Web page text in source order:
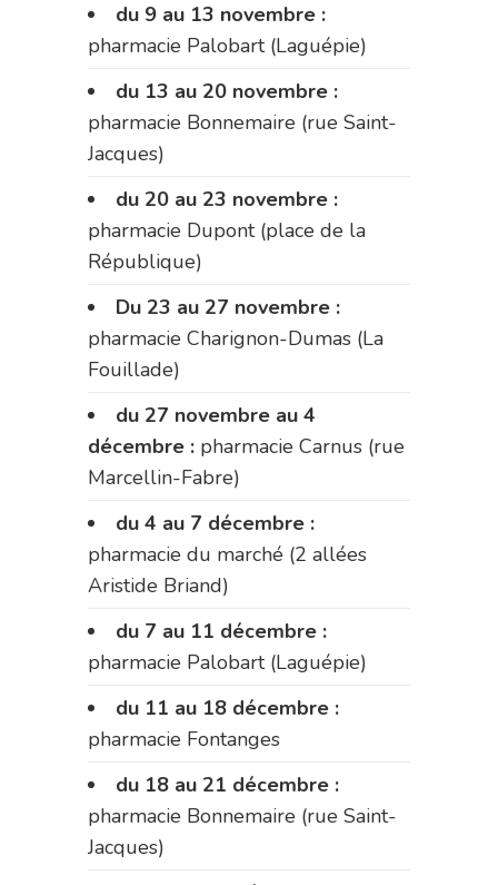
du 9 au 13 novembre :
pharmacie Palobart (Laguépie)
du 13 au 20 novembre :
pharmacie Bonnemaire (rue Saint-
Jacques)
du 20 au 23 novembre :
pharmacie Dupont (place de la
République)
Du 23 au 27 novembre :
pharmacie Charignon-Dumas (La
Fouillade)
du 27 novembre au 4
décembre : pharmacie Carnus (rue
Marcellin-Fabre)
du 4 au 7 décembre :
pharmacie du marché (2 allées
Aristide Briand)
du 7 au 11 décembre :
pharmacie Palobart (Laguépie)
du 11 au 18 décembre :
pharmacie Fontanges
du 18 au 21 décembre :
pharmacie Bonnemaire (rue Saint-
Jacques)